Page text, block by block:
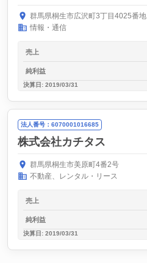
群馬県桐生市広沢町3丁目4025番地
情報・通信
売上
純利益
決算日: 2019/03/31
法人番号：6070001016685
株式会社カチタス
群馬県桐生市美原町4番2号
不動産、レンタル・リース
売上
純利益
決算日: 2019/03/31